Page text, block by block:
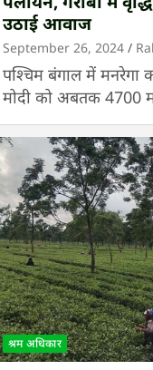
उठाई आवाज
September 26, 2024
पश्चिम बंगाल में मनरेगा
मोदी को अबतक 4700
श्रम अधिकार